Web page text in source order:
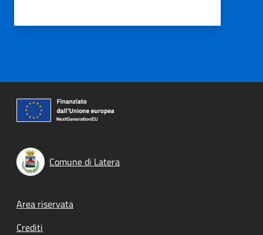
Comune di Latera
Footer menu
Area riservata
Crediti